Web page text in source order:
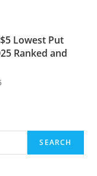
Lowest Put
Ranked and
SEARCH